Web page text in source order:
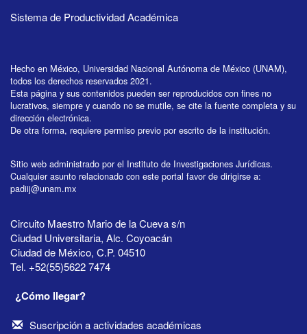
Sistema de Productividad Académica
Hecho en México, Universidad Nacional Autónoma de México (UNAM),
todos los derechos reservados 2021.
Esta página y sus contenidos pueden ser reproducidos con fines no
lucrativos, siempre y cuando no se mutile, se cite la fuente completa y su
dirección electrónica.
De otra forma, requiere permiso previo por escrito de la institución.
Sitio web administrado por el Instituto de Investigaciones Jurídicas.
Cualquier asunto relacionado con este portal favor de dirigirse a:
padiij@unam.mx
Circuito Maestro Mario de la Cueva s/n
Ciudad Universitaria, Alc. Coyoacán
Ciudad de México, C.P. 04510
Tel. +52(55)5622 7474
¿Cómo llegar?
Suscripción a actividades académicas